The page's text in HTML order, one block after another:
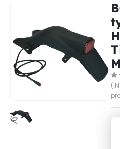
0
(